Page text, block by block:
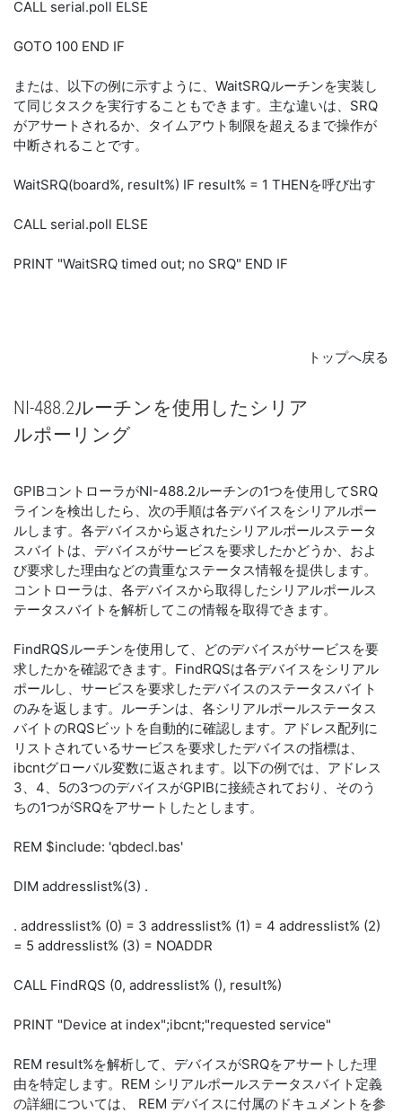
CALL serial.poll ELSE
GOTO 100 END IF
または、以下の例に示すように、WaitSRQルーチンを実装し
て同じタスクを実行することもできます。主な違いは、SRQ
がアサートされるか、タイムアウト制限を超えるまで操作が
中断されることです。
WaitSRQ(board%, result%) IF result% = 1 THENを呼び出す
CALL serial.poll ELSE
PRINT "WaitSRQ timed out; no SRQ" END IF
トップへ戻る
NI-488.2ルーチン を使用 した シリア
ルポーリング
GPIBコントローラがNI-488.2ルーチンの1つを使用してSRQ
ラインを検出したら、次の手順は各デバイスをシリアルポー
ルします。各デバイスから返されたシリアルポールステータ
スバイトは、デバイスがサービスを要求したかどうか、およ
び要求した理由などの貴重なステータス情報を提供します。
コントローラは、各デバイスから取得したシリアルポールス
テータスバイトを解析してこの情報を取得できます。
FindRQSルーチンを使用して、どのデバイスがサービスを要
求したかを確認できます。FindRQSは各デバイスをシリアル
ポールし、サービスを要求したデバイスのステータスバイト
のみを返します。ルーチンは、各シリアルポールステータス
バイトのRQSビットを自動的に確認します。アドレス配列に
リストされているサービスを要求したデバイスの指標は、
ibcntグローバル変数に返されます。以下の例では、アドレス
3、4、5の3つのデバイスがGPIBに接続されており、そのう
ちの1つがSRQをアサートしたとします。
REM $include: 'qbdecl.bas'
DIM addresslist%(3) .
. addresslist% (0) = 3 addresslist% (1) = 4 addresslist% (2)
= 5 addresslist% (3) = NOADDR
CALL FindRQS (0, addresslist% (), result%)
PRINT "Device at index";ibcnt;"requested service"
REM result%を解析して、デバイスがSRQをアサートした理
由を特定します。REM シリアルポールステータスバイト定義
の詳細については、 REM デバイスに付属のドキュメントを参